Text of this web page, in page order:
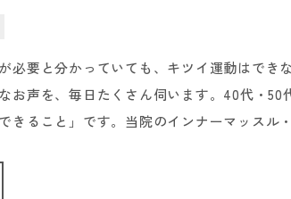
必要と分かっていても、キツイ運動はでき
お声を、毎日たくさん伺います。40代・50
きること」です。当院のインナーマッスル